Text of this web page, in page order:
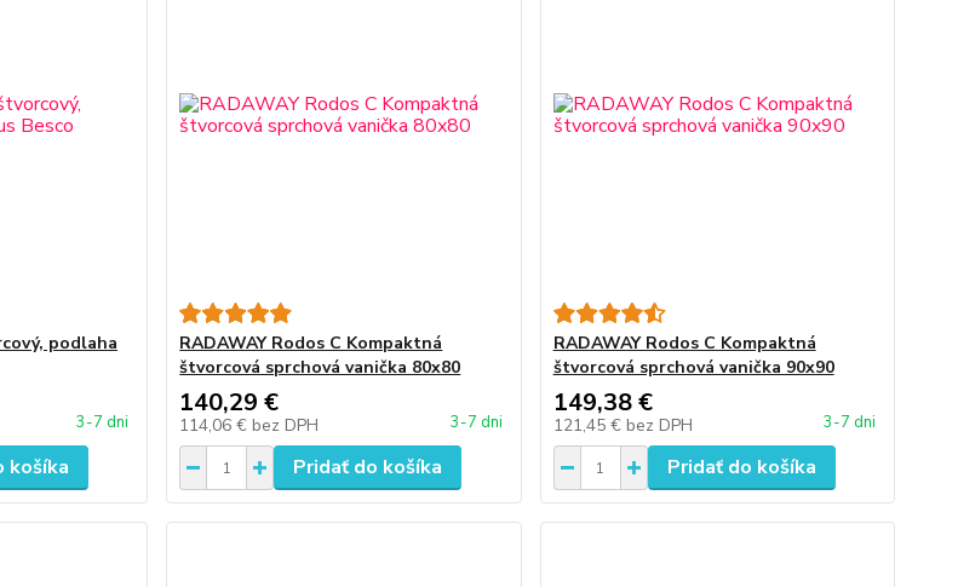
podlaha
3-7 dni
košíka
RADAWAY Rodos C Kompaktná
štvorcová sprchová vanička 80x80
140,29 €
114,06 € bez DPH 3-7 dni
Pridať do košíka
RADAWAY Rodos C Kompaktná
štvorcová sprchová vanička 90x90
149,38 €
121,45 € bez DPH 3-7 dni
Pridať do košíka